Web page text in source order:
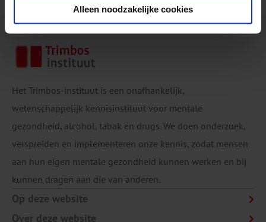
Alleen noodzakelijke cookies
Het Trimbos-instituut is een onafhankelijk,
wetenschappelijk kennisinstituut voor mentale
gezondheid, alcohol, tabak en drugs. We doen onderzoek,
verspreiden en implementeren onze kennis, zodat mensen
aan hun eigen mentale gezondheid kunnen werken en bij
kunnen dragen aan die van anderen.
Op deze website
Over deze website